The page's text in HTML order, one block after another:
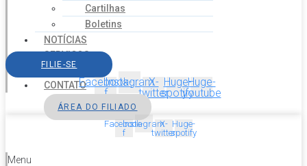
Cartilhas
Boletins
NOTÍCIAS
SERVIÇOS
AGENDA
CONTATO
FILIE-SE
Facebook-
f
InstagramX-
twitter
Huge-
spotify
Huge-
youtube
ÁREA DO FILIADO
Facebook-
f
InstagramX-
twitter
Huge-
spotify
Menu